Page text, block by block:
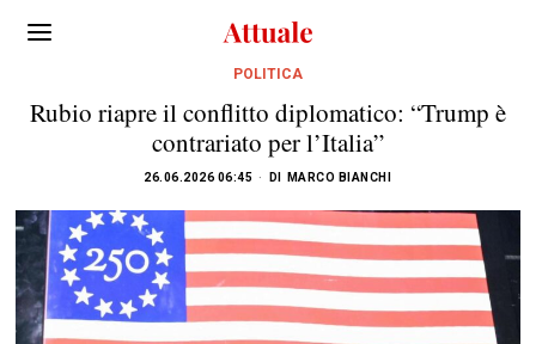
POLITICA
Rubio riapre il conflitto diplomatico: “Trump è
contrariato per l’Italia”
26.06.2026 06:45 DI MARCO BIANCHI